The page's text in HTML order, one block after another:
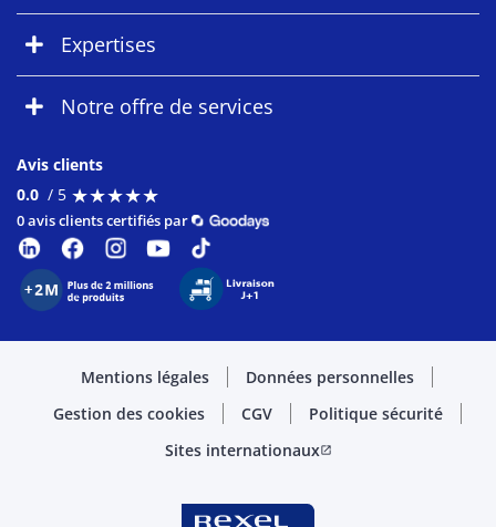
Expertises
Notre offre de services
Avis clients
0.0 / 5 ★★★★★
★★★★★
0 avis clients certifiés par
Mentions légales
Données personnelles
Gestion des cookies
CGV
Politique sécurité
Sites internationauxopen_in_new